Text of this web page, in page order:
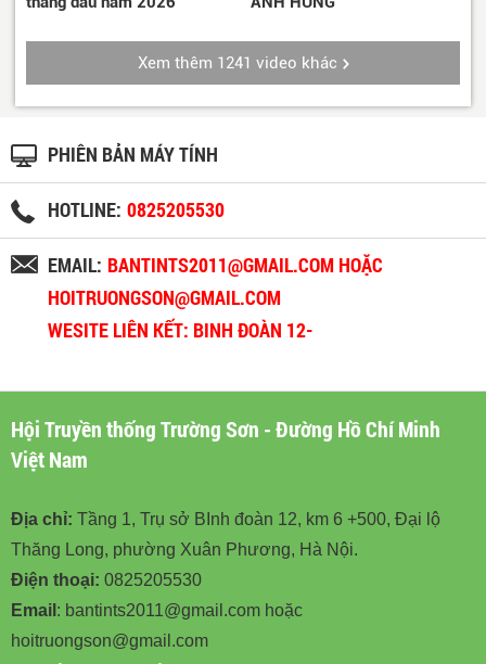
Xem thêm 1241 video khác
PHIÊN BẢN MÁY TÍNH
HOTLINE: 0825205530
EMAIL: BANTINTS2011@GMAIL.COM HOẶC
HOITRUONGSON@GMAIL.COM
WESITE LIÊN KẾT: BINH ĐOÀN 12-
Hội Truyền thống Trường Sơn - Đường Hồ Chí Minh
Việt Nam
Địa chỉ: Tầng 1, Trụ sở BInh đoàn 12, km 6 +500, Đại lộ
Thăng Long, phường Xuân Phương, Hà Nội.
Điện thoại: 0825205530
Email : bantints2011@gmail.com hoặc
hoitruongson@gmail.com